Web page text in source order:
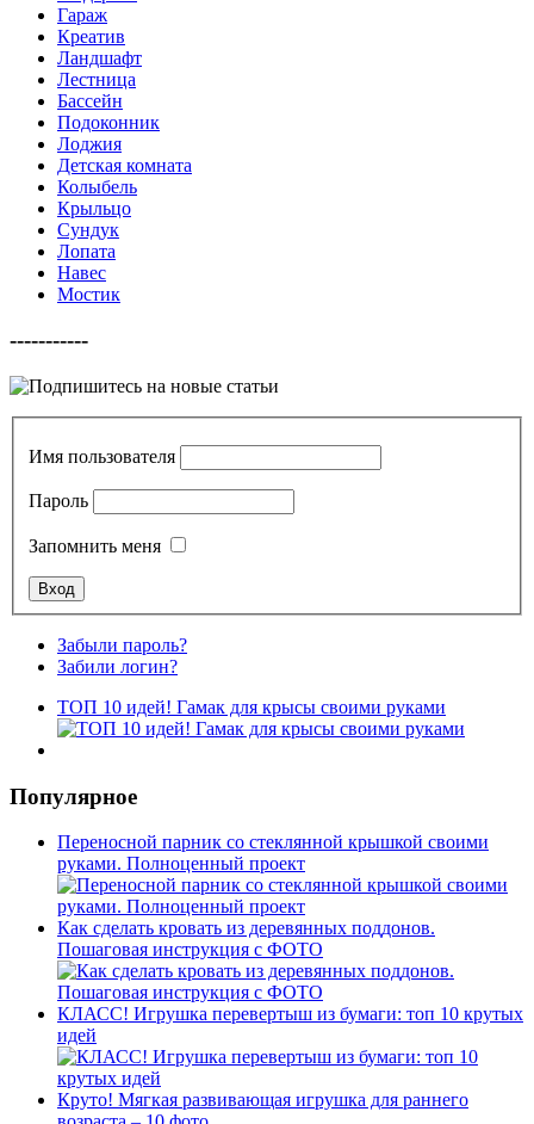
Гараж
Креатив
Ландшафт
Лестница
Бассейн
Подоконник
Лоджия
Детская комната
Колыбель
Крыльцо
Сундук
Лопата
Навес
Мостик
-----------
Имя пользователя
Пароль
Запомнить меня
Забыли пароль?
Забили логин?
ТОП 10 идей! Гамак для крысы своими руками
Популярное
Переносной парник со стеклянной крышкой своими
руками. Полноценный проект
Как сделать кровать из деревянных поддонов.
Пошаговая инструкция с ФОТО
КЛАСС! Игрушка перевертыш из бумаги: топ 10 крутых
идей
Круто! Мягкая развивающая игрушка для раннего